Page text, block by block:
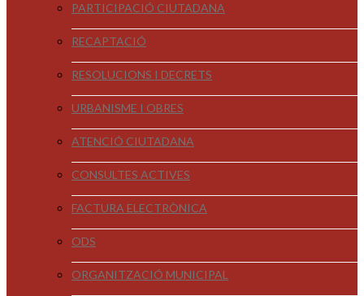
PARTICIPACIÓ CIUTADANA
RECAPTACIÓ
RESOLUCIONS I DECRETS
URBANISME I OBRES
ATENCIÓ CIUTADANA
CONSULTES ACTIVES
FACTURA ELECTRÒNICA
ODS
ORGANITZACIÓ MUNICIPAL